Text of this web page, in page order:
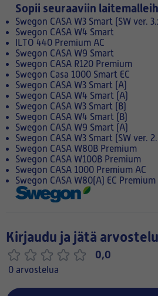
Sopii seuraaviin
Swegon CASA W3 Smart (SW ver.
Swegon CASA W4 Smart
ILTO 440 Premium AC
Swegon CASA W9 Smart
Swegon CASA R120 Premium
Swegon Casa 1000 Smart EC
Swegon CASA W3 Smart (A)
Swegon CASA W4 Smart (A)
Swegon CASA W3 Smart (B)
Swegon CASA W4 Smart (B)
Swegon CASA W9 Smart (A)
Swegon CASA W3 Smart (SW ver.
Swegon CASA W80B Premium
Swegon CASA W100B Premium
Swegon CASA 1000 Premium AC
Swegon CASA W80(A) EC Premium
Kirjaudu ja jätä
0,0
0 arvostelua